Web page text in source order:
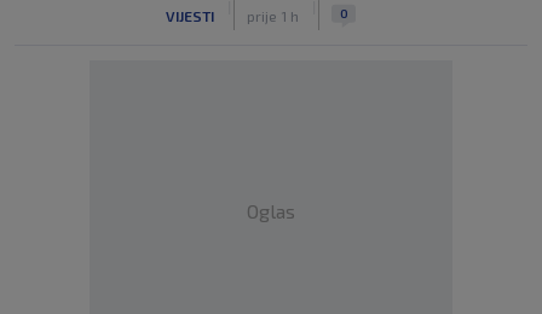
VIJESTI prije 1 h 0
Oglas